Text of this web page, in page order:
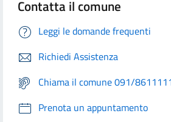
Contatta il comune
Leggi le domande frequenti
Richiedi Assistenza
Chiama il comune 091/
Prenota un appuntamento